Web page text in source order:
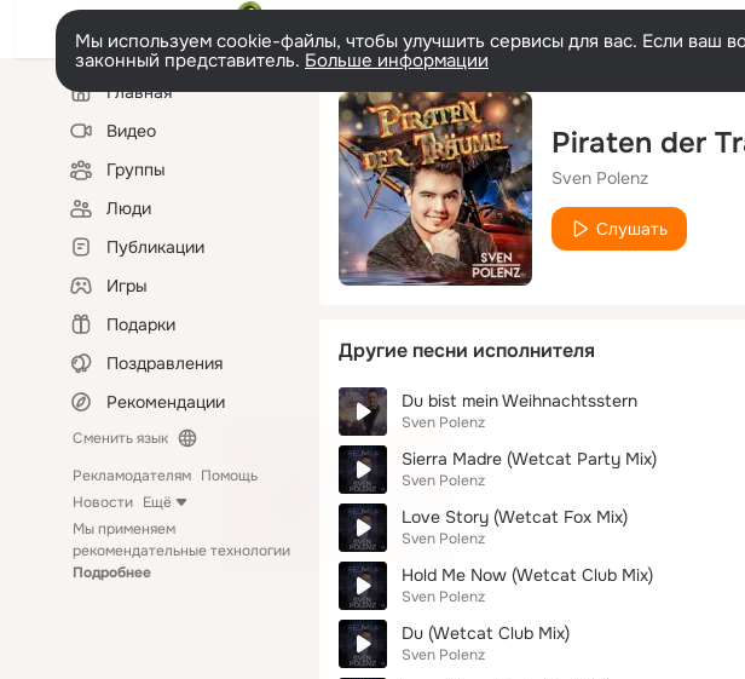
Мы используем cookie-файлы, чтобы улучшить сервисы для вас. Если ваш
законный представитель. Больше информации
Левая
колонкаГлавная
Видео
Группы
Люди
Публикации
Игры
Подарки
Поздравления
Рекомендации
Сменить язык
Рекламодателям Помощь
Новости Ещё
Мы применяем
рекомендательные технологии
Подробнее
Piraten der
Sven Polenz
Слушать
Другие песни исполнителя
Du bist mein Weihnachtsstern
Sven Polenz
Sierra Madre (Wetcat Party Mix)
Sven Polenz
Love Story (Wetcat Fox Mix)
Sven Polenz
Hold Me Now (Wetcat Club Mix)
Sven Polenz
Du (Wetcat Club Mix)
Sven Polenz